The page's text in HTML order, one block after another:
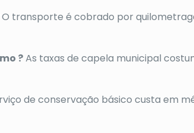
O transporte é cobrado por
?As taxas de capela municipal
de conservação básico custa em